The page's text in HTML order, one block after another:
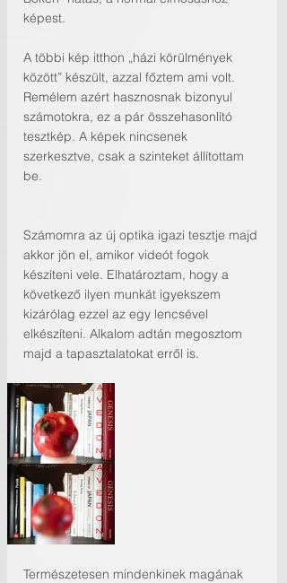
képest.
A többi kép itthon „házi körülmények
között” készült, azzal főztem ami volt.
Remélem azért hasznosnak bizonyul
számotokra, ez a pár összehasonlító
tesztkép. A képek nincsenek
szerkesztve, csak a szinteket állítottam
be.
Számomra az új optika igazi tesztje majd
akkor jön el, amikor videót fogok
készíteni vele. Elhatároztam, hogy a
következő ilyen munkát igyekszem
kizárólag ezzel az egy lencsével
elkészíteni. Alkalom adtán megosztom
majd a tapasztalatokat erről is.
Természetesen mindenkinek magának